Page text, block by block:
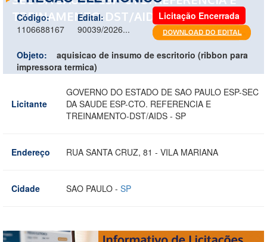
TREINAMENTO-DST/AIDS - SP
Código:
1106688167
Edital:
90039/2026...
Licitação Encerrada
Objeto:
aquisicao de insumo de escritorio (ribbon para
impressora termica)
Licitante
GOVERNO DO ESTADO DE SAO PAULO ESP-SEC
DA SAUDE ESP-CTO. REFERENCIA E
TREINAMENTO-DST/AIDS - SP
Endereço RUA SANTA CRUZ, 81 - VILA MARIANA
Cidade SAO PAULO - SP